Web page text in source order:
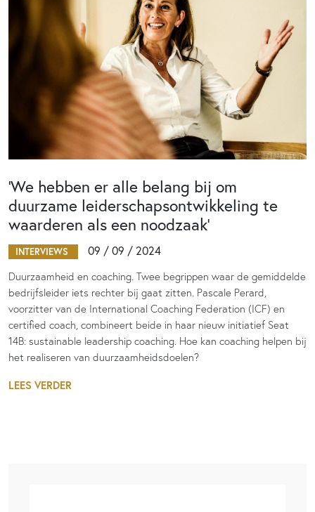
‘We hebben er alle belang bij om
duurzame leiderschapsontwikkeling te
waarderen als een noodzaak’
INTERVIEWS 09 / 09 / 2024
Duurzaamheid en coaching. Twee begrippen waar de gemiddelde
bedrijfsleider iets rechter bij gaat zitten. Pascale Perard,
voorzitter van de International Coaching Federation (ICF) en
certified coach, combineert beide in haar nieuw initiatief Seat
14B: sustainable leadership coaching. Hoe kan coaching helpen bij
het realiseren van duurzaamheidsdoelen?
LEES VERDER